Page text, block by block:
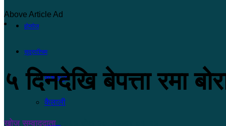
होमपेज
सुदूरपश्चिम
कंचनपुर
कैलाली
Above Article Ad
५ दिनदेखि बेपत्ता रमा
खोज सम्वाददाता२०८३ जेष्ठ २०, बुधबार ०१:१३